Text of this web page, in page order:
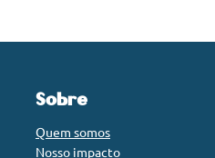
Sobre
Quem somos
Nosso impacto